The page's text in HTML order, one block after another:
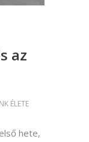
az
ÉLETE
hete,